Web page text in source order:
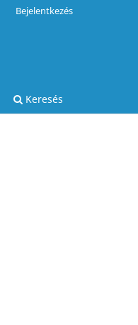
Keresés
Bejelentkezés